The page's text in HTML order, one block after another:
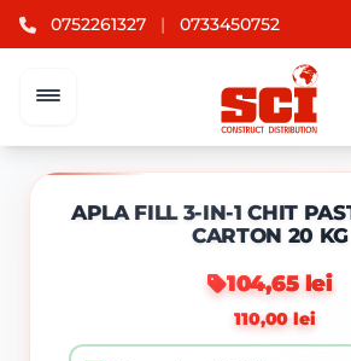
0752261327 | 0733450752
APLA FILL 3-IN-1 CHIT
CARTON 20 KG
104,65 lei
110,00 lei